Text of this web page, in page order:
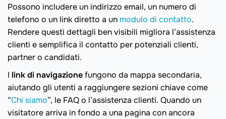
Possono includere un indirizzo email, un numero di
telefono o un link diretto a un modulo di contatto.
Rendere questi dettagli ben visibili migliora l’assistenza
clienti e semplifica il contatto per potenziali clienti,
partner o candidati.
I link di navigazionefungono da mappa secondaria,
aiutando gli utenti a raggiungere sezioni chiave come
“Chi siamo”, le FAQ o l’assistenza clienti. Quando un
visitatore arriva in fondo a una pagina con ancora